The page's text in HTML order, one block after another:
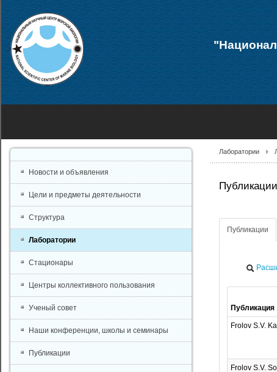
Лаборатории
Публикации
Публикация
Frolov S.V.
Frolov S.V.
Новости и объявления
Цели и предметы деятельности
Структура
Лаборатории
Стационары
Центры коллективного пользования
Ученый совет
Наши конференции, школы и семинары
Публикации